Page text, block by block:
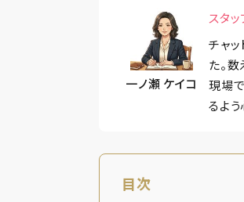
一ノ瀬 ケイコ
スタ
チャ
た。
現場
るよ
目次